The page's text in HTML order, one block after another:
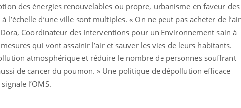
des énergies renouvelables ou propre, urbanisme en faveur des
l’échelle d’une ville sont multiples. « On ne peut pas acheter de l’air
Coordinateur des Interventions pour un Environnement sain à
qui vont assainir l’air et sauver les vies de leurs habitants.
atmosphérique et réduire le nombre de personnes souffrant
de cancer du poumon. » Une politique de dépollution efficace
l’OMS.